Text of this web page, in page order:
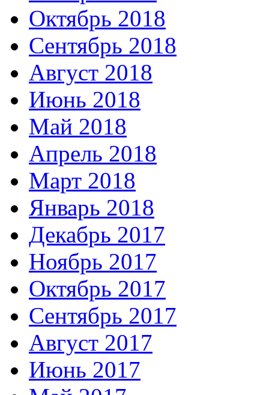
Октябрь 2018
Сентябрь 2018
Август 2018
Июнь 2018
Май 2018
Апрель 2018
Март 2018
Январь 2018
Декабрь 2017
Ноябрь 2017
Октябрь 2017
Сентябрь 2017
Август 2017
Июнь 2017